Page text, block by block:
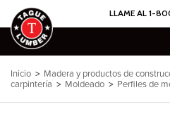
al
contenido
LLAME AL 1-
Inicio > Madera y productos de
carpintería > Moldeado > Perfiles de